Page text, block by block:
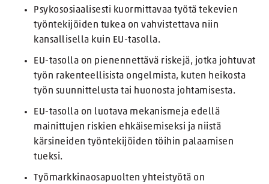
Psykososiaalisesti kuormittavaa työtä tekevien
työntekijöiden tukea on vahvistettava niin
kansallisella kuin EU-tasolla.
EU-tasolla on pienennettävä riskejä, jotka johtuvat
työn rakenteellisista ongelmista, kuten heikosta
työn suunnittelusta tai huonosta johtamisesta.
EU-tasolla on luotava mekanismeja edellä
mainittujen riskien ehkäisemiseksi ja niistä
kärsineiden työntekijöiden töihin palaamisen
tueksi.
Työmarkkinaosapuolten yhteistyötä on